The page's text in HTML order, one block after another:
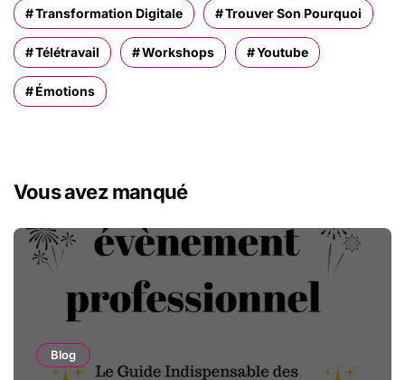
Transformation Digitale Trouver Son Pourquoi
Télétravail Workshops Youtube
Émotions
Vous avez manqué
Blog